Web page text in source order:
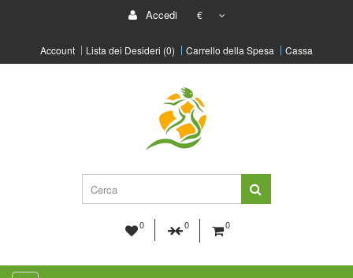
Accedi €
Account Lista dei Desideri (0) Carrello della Spesa Cassa
0 0 0